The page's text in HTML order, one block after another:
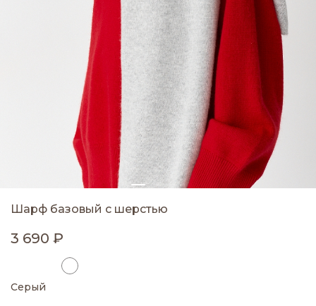
Шарф базовый с шерстью
3 690 ₽
Серый